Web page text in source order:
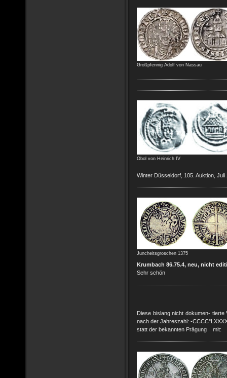
Großpfennig Adolf von Nassau
Obol von Heinrich IV
Winter Düsseldorf, 105. Auktion, Juli
Juncheitsgroschen 1375
Krumbach 86.75.4, neu, nicht
Sehr schön
Diese bislang nicht dokumen-
nach der Jahreszahl: -
statt der bekannten Prägung